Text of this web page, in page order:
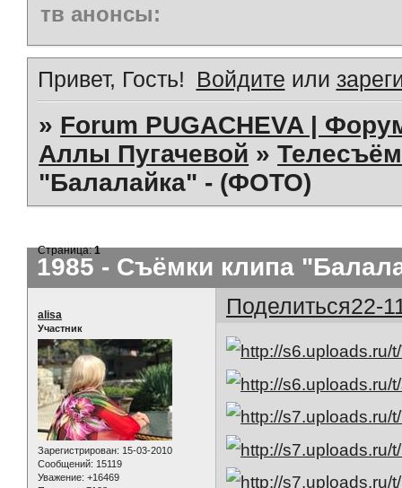
тв анонсы:
Привет, Гость! Войдите или
» Forum PUGACHEVA |
Аллы Пугачевой »
"Балалайка" - (ФОТО)
1985 - Съёмки клипа
Страница:1
Поделиться22-
alisa
Участник
Зарегистрирован: 15-03-2010
Сообщений: 15119
Уважение: +16469